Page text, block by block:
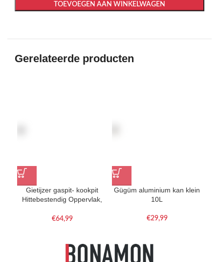
TOEVOEGEN AAN WINKELWAGEN
Gerelateerde producten
Gietijzer gaspit- kookpit
Hittebestendig Oppervlak,
Stuk
€
Gügüm aluminium kan klein
10L
€